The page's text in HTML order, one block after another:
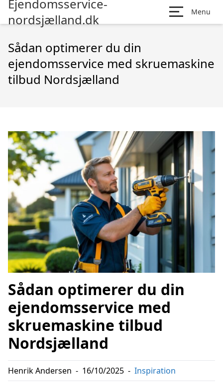
Ejendomsservice-
nordsjælland.dk
Menu
Sådan optimerer du din
ejendomsservice med skruemaskine
tilbud Nordsjælland
Sådan optimerer du din
ejendomsservice med
skruemaskine tilbud
Nordsjælland
Henrik Andersen - 16/10/2025 - Inspiration